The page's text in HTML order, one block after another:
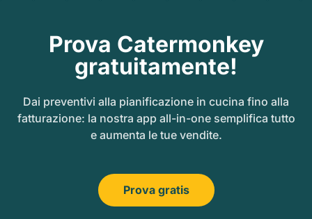
Prova Catermonkey
gratuitamente!
Dai preventivi alla pianificazione in cucina fino alla
fatturazione: la nostra app all-in-one semplifica tutto
e aumenta le tue vendite.
Prova gratis